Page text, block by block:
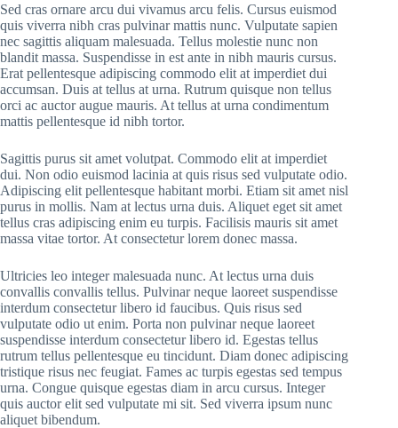
Sed cras ornare arcu dui vivamus arcu felis. Cursus euismod
quis viverra nibh cras pulvinar mattis nunc. Vulputate sapien
nec sagittis aliquam malesuada. Tellus molestie nunc non
blandit massa. Suspendisse in est ante in nibh mauris cursus.
Erat pellentesque adipiscing commodo elit at imperdiet dui
accumsan. Duis at tellus at urna. Rutrum quisque non tellus
orci ac auctor augue mauris. At tellus at urna condimentum
mattis pellentesque id nibh tortor.
Sagittis purus sit amet volutpat. Commodo elit at imperdiet
dui. Non odio euismod lacinia at quis risus sed vulputate odio.
Adipiscing elit pellentesque habitant morbi. Etiam sit amet nisl
purus in mollis. Nam at lectus urna duis. Aliquet eget sit amet
tellus cras adipiscing enim eu turpis. Facilisis mauris sit amet
massa vitae tortor. At consectetur lorem donec massa.
Ultricies leo integer malesuada nunc. At lectus urna duis
convallis convallis tellus. Pulvinar neque laoreet suspendisse
interdum consectetur libero id faucibus. Quis risus sed
vulputate odio ut enim. Porta non pulvinar neque laoreet
suspendisse interdum consectetur libero id. Egestas tellus
rutrum tellus pellentesque eu tincidunt. Diam donec adipiscing
tristique risus nec feugiat. Fames ac turpis egestas sed tempus
urna. Congue quisque egestas diam in arcu cursus. Integer
quis auctor elit sed vulputate mi sit. Sed viverra ipsum nunc
aliquet bibendum.